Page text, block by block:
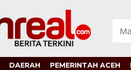
DAERAH PEMERINTAH ACEH